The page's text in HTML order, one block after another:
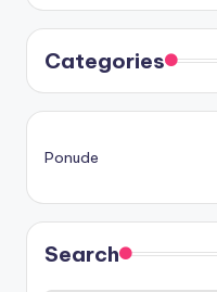
Categories
Ponude
Search